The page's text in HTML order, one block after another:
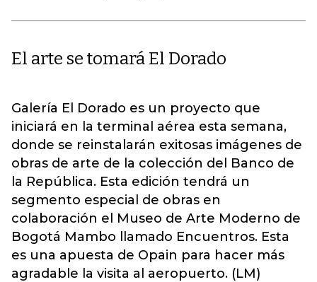
El arte se tomará El Dorado
Galería El Dorado es un proyecto que
iniciará en la terminal aérea esta semana,
donde se reinstalarán exitosas imágenes de
obras de arte de la colección del Banco de
la República. Esta edición tendrá un
segmento especial de obras en
colaboración el Museo de Arte Moderno de
Bogotá Mambo llamado Encuentros. Esta
es una apuesta de Opain para hacer más
agradable la visita al aeropuerto. (LM)